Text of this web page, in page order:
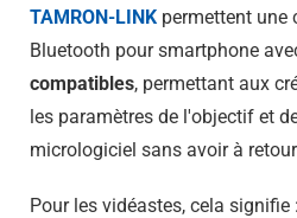
TAMRON-LINK permettent une
Bluetooth pour smartphone
compatibles, permettant aux
les paramètres de l'objectif et
micrologiciel sans avoir à
Pour les vidéastes, cela signifie :